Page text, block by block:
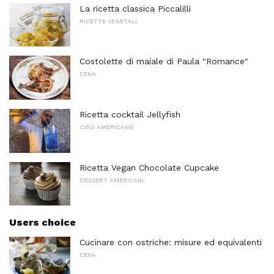
La ricetta classica Piccalilli
RICETTE VEGETALI
Costolette di maiale di Paula "Romance"
CENA
Ricetta cocktail Jellyfish
CIBO AMERICANO
Ricetta Vegan Chocolate Cupcake
DESSERT AMERICANI
Users choice
Cucinare con ostriche: misure ed equivalenti
CENA